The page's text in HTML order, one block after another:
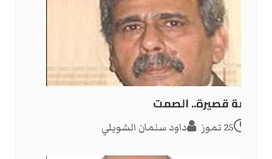
قصة قصيرة.. الصمت
25 تموز داود سلمان الشويلي